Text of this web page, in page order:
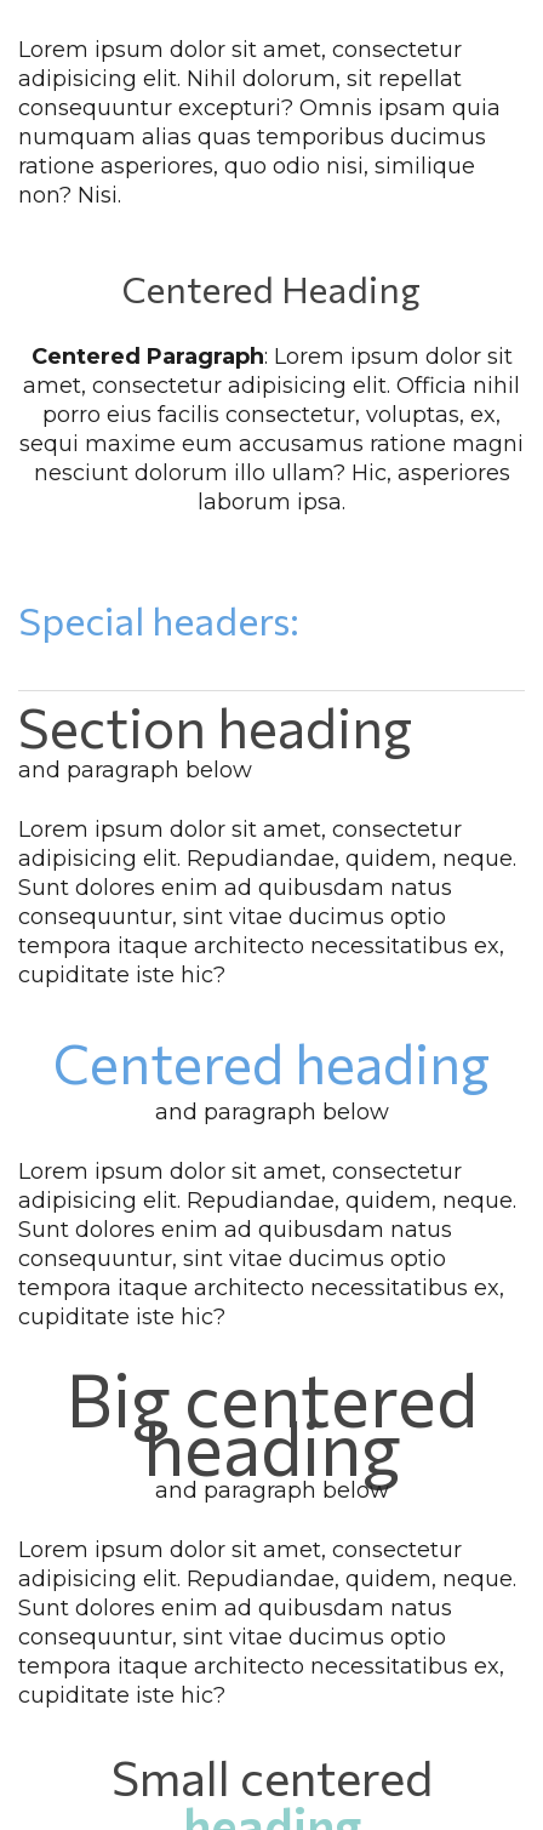
Lorem ipsum dolor sit amet, consectetur
adipisicing elit. Nihil dolorum, sit repellat
consequuntur excepturi? Omnis ipsam quia
numquam alias quas temporibus ducimus
ratione asperiores, quo odio nisi, similique
non? Nisi.
Centered Heading
Centered Paragraph: Lorem ipsum dolor sit
amet, consectetur adipisicing elit. Officia nihil
porro eius facilis consectetur, voluptas, ex,
equi maxime eum accusamus ratione magni
nesciunt dolorum illo ullam? Hic, asperiores
laborum ipsa.
Special headers:
Section heading
and paragraph below
Lorem ipsum dolor sit amet, consectetur
adipisicing elit. Repudiandae, quidem, neque.
Sunt dolores enim ad quibusdam natus
consequuntur, sint vitae ducimus optio
tempora itaque architecto necessitatibus ex,
cupiditate iste hic?
Centered heading
and paragraph below
Lorem ipsum dolor sit amet, consectetur
adipisicing elit. Repudiandae, quidem, neque.
Sunt dolores enim ad quibusdam natus
consequuntur, sint vitae ducimus optio
tempora itaque architecto necessitatibus ex,
cupiditate iste hic?
Big centered
heading
and paragraph below
Lorem ipsum dolor sit amet, consectetur
adipisicing elit. Repudiandae, quidem, neque.
Sunt dolores enim ad quibusdam natus
consequuntur, sint vitae ducimus optio
tempora itaque architecto necessitatibus ex,
cupiditate iste hic?
Small centered